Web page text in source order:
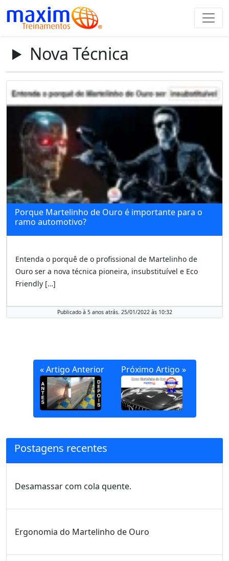
Nova Técnica
Porque Martelinho de Ouro é importante para o
ramo automotivo?
Entenda o porquê de o profissional de Martelinho de
Ouro ser a nova técnica pioneira, insubstituível e Eco
Friendly […]
Publicado à 5 anos atrás. 25/01/2022 às 10:32
« Artigo Anterior Próximo Artigo »
Postagens recentes
Desamassar com cola quente.
Ergonomia do Martelinho de Ouro